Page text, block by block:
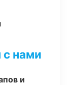
нами
и